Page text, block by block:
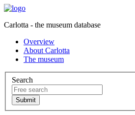
Carlotta - the museum database
Overview
About Carlotta
The museum
Search